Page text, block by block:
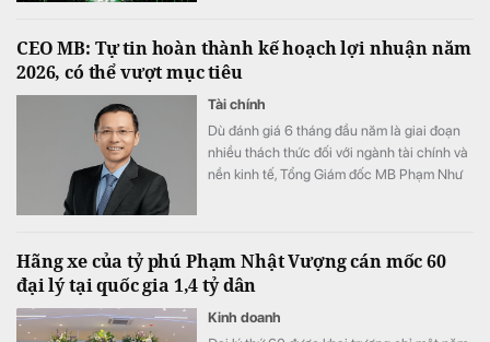
CEO MB: Tự tin hoàn thành kế hoạch lợi nhuận năm
2026, có thể vượt mục tiêu
Tài chính
Dù đánh giá 6 tháng đầu năm là giai đoạn
nhiều thách thức đối với ngành tài chính và
nền kinh tế, Tổng Giám đốc MB Phạm Như
ra.
Hãng xe của tỷ phú Phạm Nhật Vượng cán mốc 60
đại lý tại quốc gia 1,4 tỷ dân
Kinh doanh